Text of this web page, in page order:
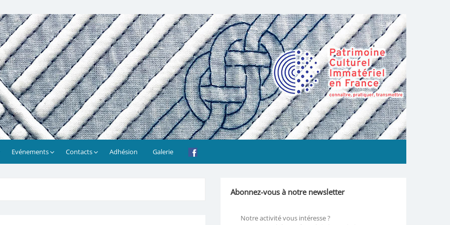
Evénements Contacts Adhésion Galerie
Abonnez-vous à notre newsletter
Notre activité vous intéresse ?